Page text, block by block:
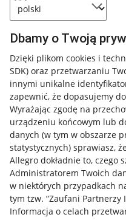
Dbamy o Twoją
Dzięki plikom cookies i
SDK) oraz przetwarzaniu
innymi unikalne
zapewnić, że dopasujemy
Wyrażając zgodę na
urządzeniu końcowym lub
danych (w tym w obszarze
statystycznych) sprawiasz,
Allegro dokładnie to, czego
Administratorem Twoich
w niektórych przypadkach
tym tzw. “Zaufani Partnerzy
Informacja o celach
Przydatne informacje